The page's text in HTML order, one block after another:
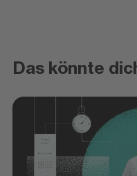
Das könnte